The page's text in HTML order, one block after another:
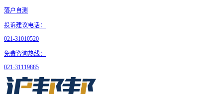
落户自测
投诉建议电话：
021-31010520
免费咨询热线：
021-31119885